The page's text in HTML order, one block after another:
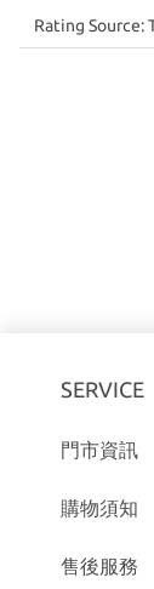
SERVICE
門市資訊
購物須知
售後服務